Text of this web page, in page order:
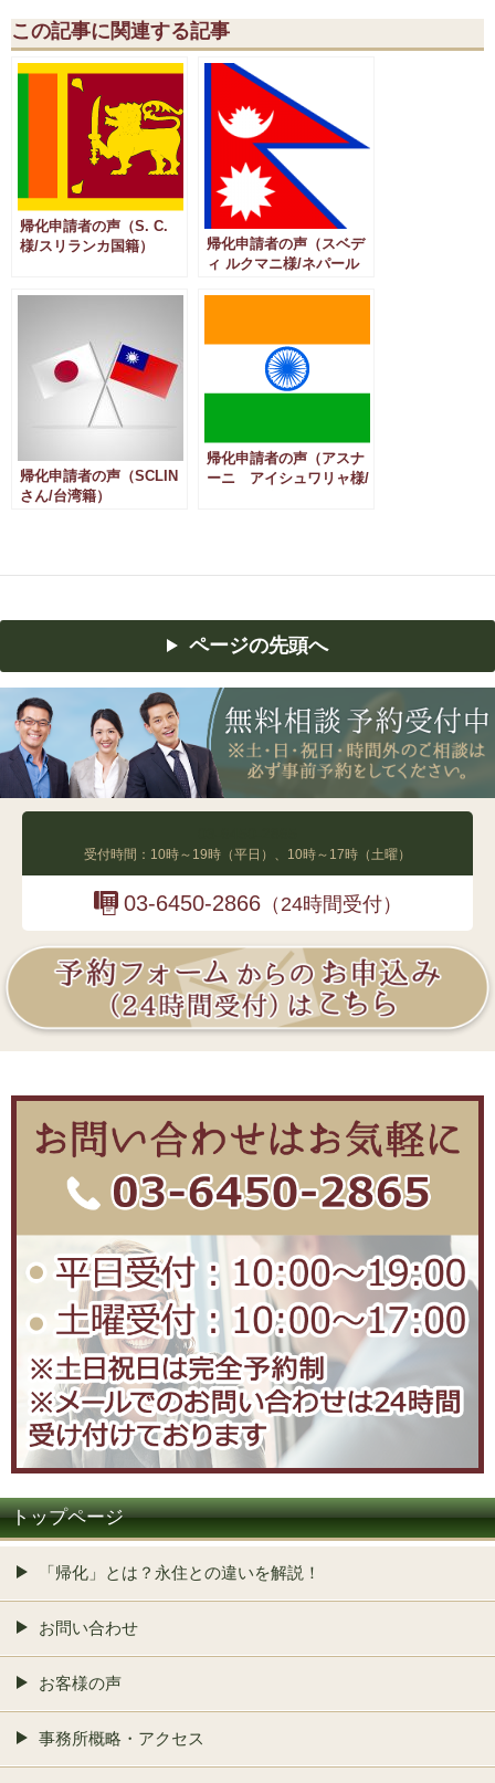
この記事に関連する記事
帰化申請者の声（S. C.
様/スリランカ国籍）
帰化申請者の声（スベデ
ィ ルクマニ様/ネパール
帰化申請者の声（SCLIN
さん/台湾籍）
帰化申請者の声（アスナ
ーニ アイシュワリャ様/
ページの先頭へ
受付時間：10時～19時（平日）、10時～17時（土曜）
03-6450-2866（24時間受付）
トップページ
「帰化」とは？永住との違いを解説！
お問い合わせ
お客様の声
事務所概略・アクセス